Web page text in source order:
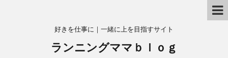
好きを仕事に｜一緒に上を目指すサイト
ランニングママｂｌｏｇ